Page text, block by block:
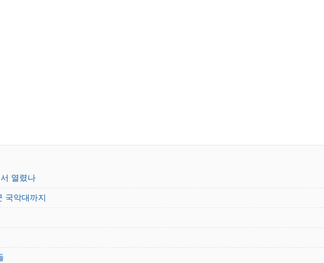
열렸나
국악대까지